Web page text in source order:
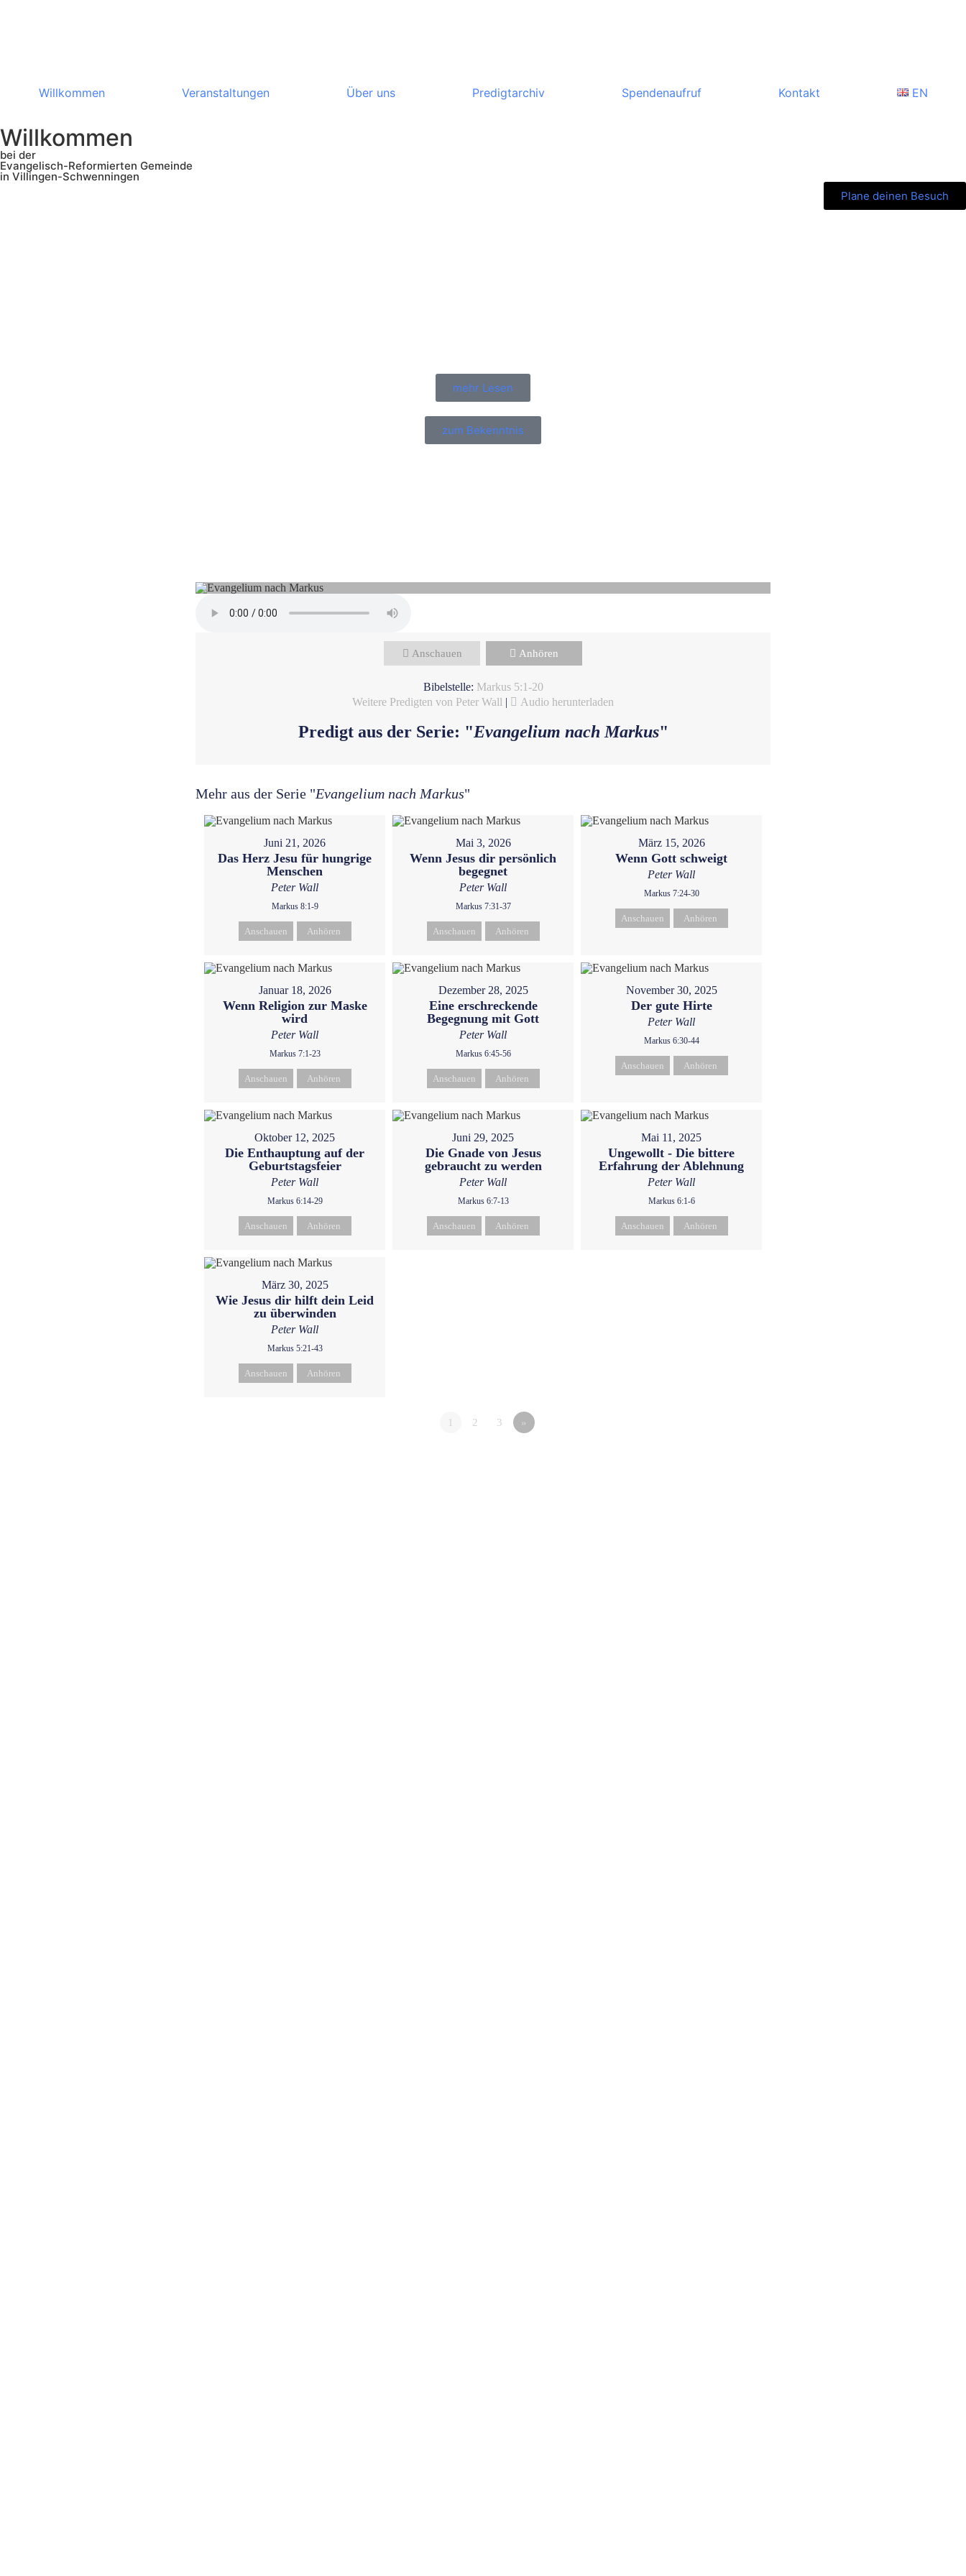
Willkommen Veranstaltungen Über uns Predigtarchiv Spendenaufruf Kontakt EN
Willkommen
bei der
Evangelisch-Reformierten Gemeinde
in Villingen-Schwenningen
Plane deinen Besuch
mehr Lesen
zum Bekenntnis
Anschauen Anhören
Bibelstelle: Markus 5:1-20
Weitere Predigten von Peter Wall | Audio herunterladen
Predigt aus der Serie: "Evangelium nach Markus"
Mehr aus der Serie "Evangelium nach Markus"
Juni 21, 2026
Das Herz Jesu für hungrige
Menschen
Peter Wall
Markus 8:1-9
Anschauen Anhören
Mai 3, 2026
Wenn Jesus dir persönlich
begegnet
Peter Wall
Markus 7:31-37
Anschauen Anhören
März 15, 2026
Wenn Gott schweigt
Peter Wall
Markus 7:24-30
Anschauen Anhören
Januar 18, 2026
Wenn Religion zur Maske
wird
Peter Wall
Markus 7:1-23
Anschauen Anhören
Dezember 28, 2025
Eine erschreckende
Begegnung mit Gott
Peter Wall
Markus 6:45-56
Anschauen Anhören
November 30, 2025
Der gute Hirte
Peter Wall
Markus 6:30-44
Anschauen Anhören
Oktober 12, 2025
Die Enthauptung auf der
Geburtstagsfeier
Peter Wall
Markus 6:14-29
Anschauen Anhören
Juni 29, 2025
Die Gnade von Jesus
gebraucht zu werden
Peter Wall
Markus 6:7-13
Anschauen Anhören
Mai 11, 2025
Ungewollt - Die bittere
Erfahrung der Ablehnung
Peter Wall
Markus 6:1-6
Anschauen Anhören
März 30, 2025
Wie Jesus dir hilft dein Leid
zu überwinden
Peter Wall
Markus 5:21-43
Anschauen Anhören
1 2 3 »